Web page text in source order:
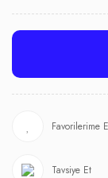
Tavsiye Et